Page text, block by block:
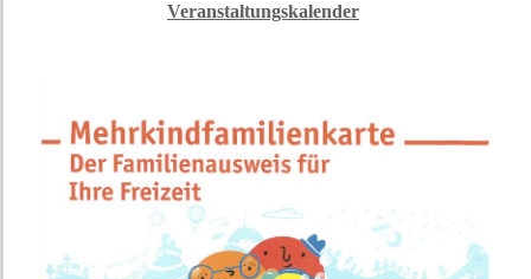
Veranstaltungskalender